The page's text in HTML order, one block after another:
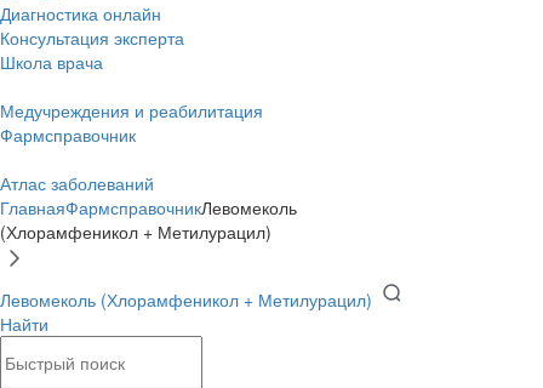
Диагностика онлайн
Консультация эксперта
Школа врача
Медучреждения и реабилитация
Фармсправочник
Атлас заболеваний
ГлавнаяФармсправочникЛевомеколь
(Хлорамфеникол + Метилурацил)
Левомеколь (Хлорамфеникол + Метилурацил)
Найти